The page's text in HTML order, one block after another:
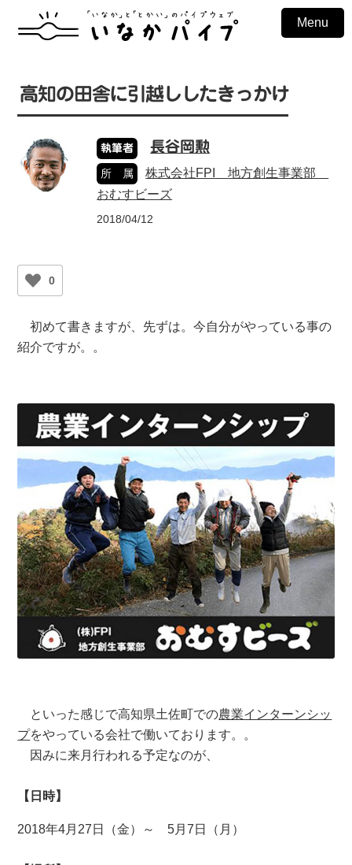
Menu
高知の田舎に引越ししたきっかけ
執筆者 長谷岡勲
所 属
株式会社FPI 地方創生事業部
おむすビーズ
2018/04/12
0
初めて書きますが、先ずは。今自分がやっている事の
紹介ですが。。
といった感じで高知県土佐町での農業インターンシッ
プをやっている会社で働いております。。
因みに来月行われる予定なのが、
【日時】
2018年4月27日（金）～ 5月7日（月）